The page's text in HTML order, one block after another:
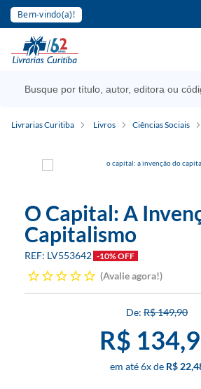
Bem-vindo(a)!
Livrarias Curitiba Livros Ciências Sociais
O Capital: A
Capitalismo
LV553642 -10% OFF
Avalie agora!
R$ 149,90
R$
6x R$